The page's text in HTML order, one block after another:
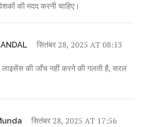
की मदद करनी चाहिए।
सितंबर 28, 2025 AT 08:13
लाइसेंस की जाँच नहीं करने की गलती है, सरल
सितंबर 28, 2025 AT 17:56